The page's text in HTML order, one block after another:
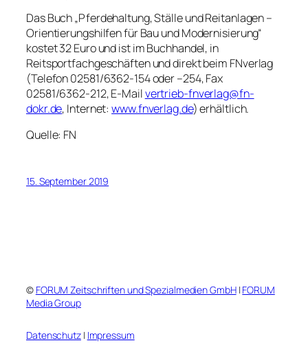
Das Buch „Pferdehaltung, Ställe und Reitanlagen –
Orientierungshilfen für Bau und Modernisierung“
kostet 32 Euro und ist im Buchhandel, in
Reitsportfachgeschäften und direkt beim FNverlag
(Telefon 02581/6362-154 oder –254, Fax
02581/6362-212, E-Mailvertrieb-fnverlag@fn-
dokr.de, Internet:www.fnverlag.de) erhältlich.
Quelle: FN
15. September 2019
© FORUM Zeitschriften und Spezialmedien GmbH| FORUM
Media Group
Datenschutz| Impressum